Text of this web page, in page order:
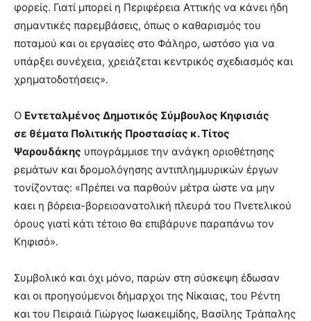
φορείς. Γιατί μπορεί η Περιφέρεια Αττικής να κάνει ήδη
σημαντικές παρεμβάσεις, όπως ο καθαρισμός του
ποταμού και οι εργασίες στο Φάληρο, ωστόσο για να
υπάρξει συνέχεια, χρειάζεται κεντρικός σχεδιασμός και
χρηματοδοτήσεις».
Ο Εντεταλμένος Δημοτικός Σύμβουλος Κηφισιάς
σε θέματα Πολιτικής Προστασίας κ. Τίτος
Ψαρουδάκης υπογράμμισε την ανάγκη οριοθέτησης
ρεμάτων και δρομολόγησης αντιπλημμυρικών έργων
τονίζοντας: «Πρέπει να παρθούν μέτρα ώστε να μην
καει η βόρεια-βορειοανατολική πλευρά του Πνετελικού
όρους γιατί κάτι τέτοιο θα επιβάρυνε παραπάνω τον
Κηφισό».
Συμβολικό και όχι μόνο, παρών στη σύσκεψη έδωσαν
και οι προηγούμενοι δήμαρχοι της Νίκαιας, του Ρέντη
και του Πειραιά Γιώργος Ιωακειμίδης, Βασίλης Τράπαλης